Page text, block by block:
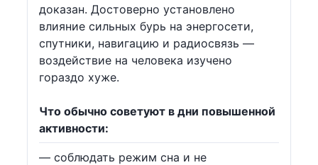
доказан. Достоверно установлено
влияние сильных бурь на энергосети,
спутники, навигацию и радиосвязь —
воздействие на человека изучено
гораздо хуже.
Что обычно советуют в дни повышенной
активности:
— соблюдать режим сна и не